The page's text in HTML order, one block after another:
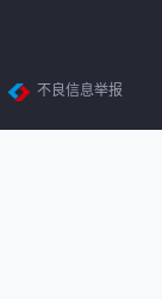
不良信息举报